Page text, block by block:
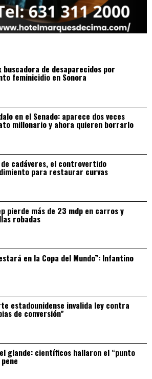
buscadora de desaparecidos por
feminicidio en Sonora
en el Senado: aparece dos veces
millonario y ahora quieren borrarlo
de cadáveres, el controvertido
para restaurar curvas
pierde más de 23 mdp en carros y
robadas
en la Copa del Mundo”: Infantino
estadounidense invalida ley contra
de conversión”
glande: científicos hallaron el “punto